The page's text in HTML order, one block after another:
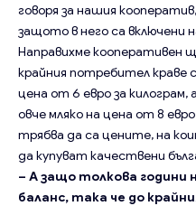
говоря за нашия
защото в него са включени
Направихме кооперативен
крайния потребител краве
цена от 6 евро за килограм,
овче мляко на цена от 8
трябва да са цените, на
да купуват качествени
– А защо толкова години
баланс, така че до